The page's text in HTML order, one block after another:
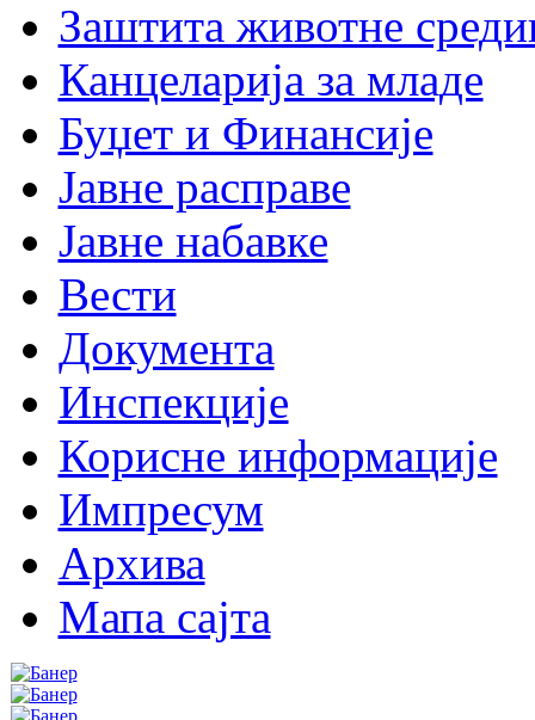
Заштита животне
Канцеларија за младе
Буџет и Финансије
Јавне расправе
Јавне набавке
Вести
Документа
Инспекције
Корисне информације
Импресум
Архива
Мапа сајта